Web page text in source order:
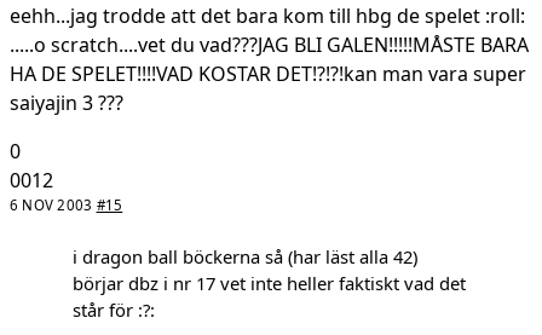
eehh...jag trodde att det bara kom till hbg de spelet :roll:
.....o scratch....vet du vad???JAG BLI GALEN!!!!!MÅSTE BARA
HA DE SPELET!!!!VAD KOSTAR DET!?!?!kan man vara super
saiyajin 3 ???
0
0012
6 NOV 2003 #15
i dragon ball böckerna så (har läst alla 42)
börjar dbz i nr 17 vet inte heller faktiskt vad det
står för :?: